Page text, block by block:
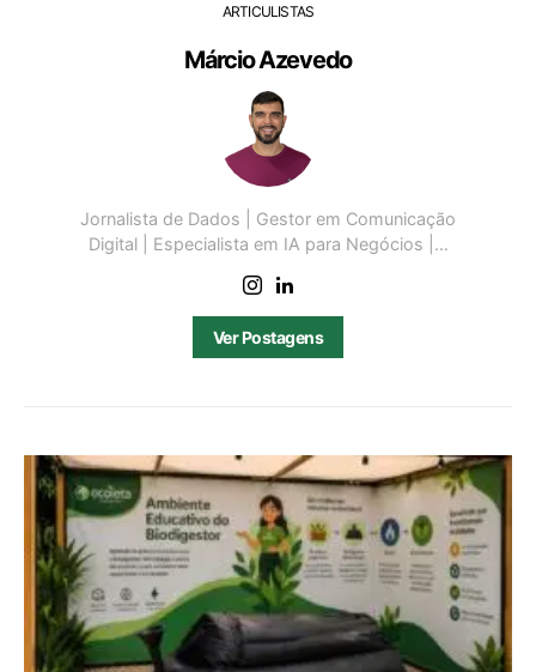
ARTICULISTAS
Márcio Azevedo
Jornalista de Dados | Gestor em Comunicação
Digital | Especialista em IA para Negócios |…
Ver Postagens